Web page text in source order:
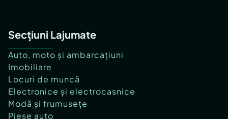
Secțiuni Lajumate
Auto, moto și ambarcațiuni
Imobiliare
Locuri de muncă
Electronice și electrocasnice
Modă și frumusețe
Piese auto